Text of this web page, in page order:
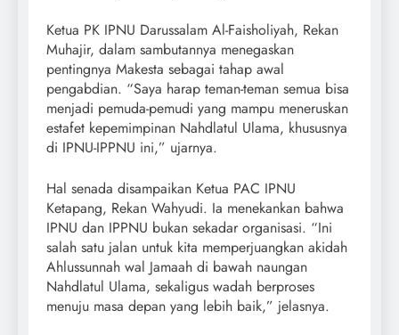
Ketua PK IPNU Darussalam Al-Faisholiyah, Rekan
Muhajir, dalam sambutannya menegaskan
pentingnya Makesta sebagai tahap awal
pengabdian. “Saya harap teman-teman semua bisa
menjadi pemuda-pemudi yang mampu meneruskan
estafet kepemimpinan Nahdlatul Ulama, khususnya
di IPNU-IPPNU ini,” ujarnya.
Hal senada disampaikan Ketua PAC IPNU
Ketapang, Rekan Wahyudi. Ia menekankan bahwa
IPNU dan IPPNU bukan sekadar organisasi. “Ini
salah satu jalan untuk kita memperjuangkan akidah
Ahlussunnah wal Jamaah di bawah naungan
Nahdlatul Ulama, sekaligus wadah berproses
menuju masa depan yang lebih baik,” jelasnya.